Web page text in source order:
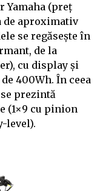
Yamaha (preț
de aproximativ
se regăsește în
de la
cu display și
400Wh. În ceea
prezintă
(1×9 cu pinion
level).